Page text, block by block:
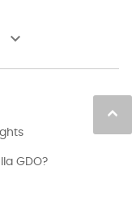
keyboard_arrow_down
keyboard_arrow_up
GDO?